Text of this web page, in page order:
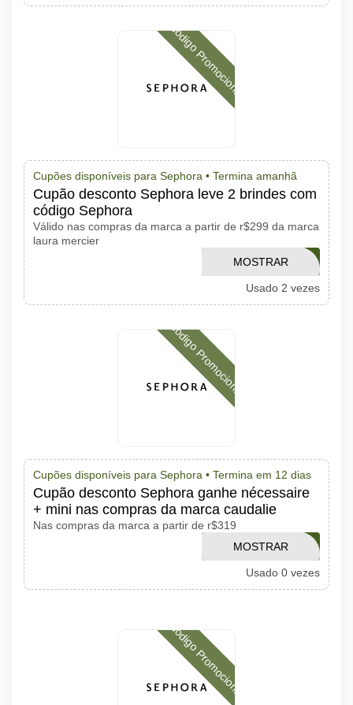
Código Promocional
Cupões disponíveis para Sephora • Termina amanhã
Cupão desconto Sephora leve 2 brindes com
código Sephora
Válido nas compras da marca a partir de r$299 da marca
laura mercier
VERAOLAURA
MOSTRAR
CÓDIGO
Usado 2 vezes
Código Promocional
Cupões disponíveis para Sephora • Termina em 12 dias
Cupão desconto Sephora ganhe nécessaire
+ mini nas compras da marca caudalie
Nas compras da marca a partir de r$319
CAUDALIEPC
MOSTRAR
CÓDIGO
Usado 0 vezes
Código Promocional